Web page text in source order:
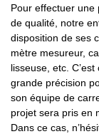
Pour effectuer une
de qualité, notre
disposition de ses
mètre mesureur,
lisseuse, etc.
grande précision
son équipe de
projet sera pris en
Dans ce cas,